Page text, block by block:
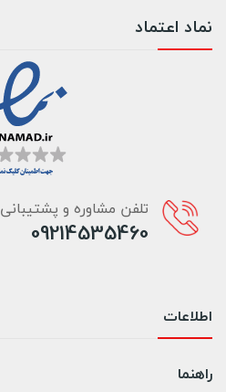
نماد اعتماد
تلفن مشاوره و پشتیبانی
09214535460
اطلاعات
راهنما